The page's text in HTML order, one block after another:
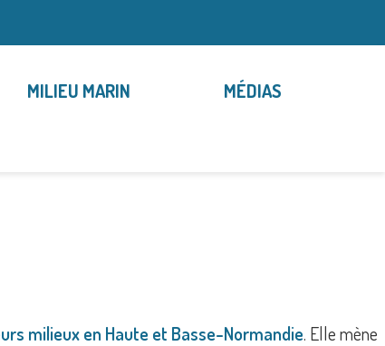
MILIEU MARIN MÉDIAS
milieux en Haute et Basse-Normandie. Elle mène